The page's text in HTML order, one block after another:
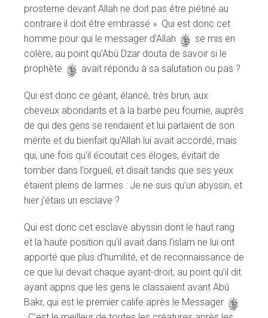
prosterne devant Allah ne doit pas être piétiné au
contraire il doit être embrassé ». Qui est donc cet
homme pour qui le messager d’Allah s se mis en
colère, au point qu’Abû Dzar douta de savoir si le
prophète s avait répondu à sa salutation ou pas ?
Qui est donc ce géant, élancé, très brun, aux
cheveux abondants et à la barbe peu fournie, auprès
de qui des gens se rendaient et lui parlaient de son
mérite et du bienfait qu’Allah lui avait accordé, mais
qui, une fois qu’il écoutait ces éloges, évitait de
tomber dans l’orgueil, et disait tandis que ses yeux
étaient pleins de larmes : Je ne suis qu’un abyssin, et
hier j’étais un esclave ?
Qui est donc cet esclave abyssin dont le haut rang
et la haute position qu’il avait dans l’islam ne lui ont
apporté que plus d’humilité, et de reconnaissance de
ce que lui devait chaque ayant-droit, au point qu’il dit
ayant appris que les gens le classaient avant Abû
Bakr, qui est le premier calife après le Messager s